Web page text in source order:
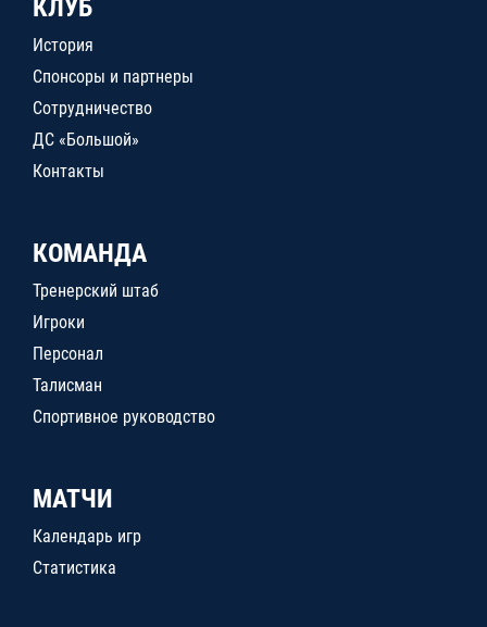
КЛУБ
История
Спонсоры и партнеры
Сотрудничество
ДС «Большой»
Контакты
КОМАНДА
Тренерский штаб
Игроки
Персонал
Талисман
Спортивное руководство
МАТЧИ
Календарь игр
Статистика